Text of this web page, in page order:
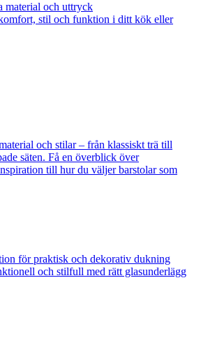
material och uttryck
stil och funktion i ditt kök eller
och stilar – från klassiskt trä till
säten. Få en överblick över
till hur du väljer barstolar som
för praktisk och dekorativ dukning
och stilfull med rätt glasunderlägg